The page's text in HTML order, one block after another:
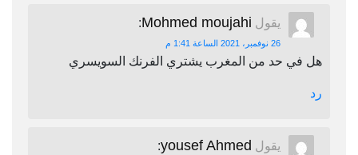
يقول Mohmed moujahi
:
26 نوفمبر، 2021 الساعة 1:41 م
هل في حد من المغرب يشتري الفرنك السويسري
رد
يقول yousef Ahmed
: